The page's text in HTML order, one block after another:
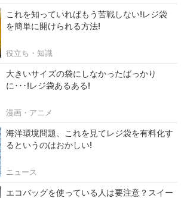
これを知っていればもう苦戦しない!レジ袋
を簡単に開けられる方法!
役立ち・知識
大きいサイズの袋にしなかったばっかり
に･･･!レジ袋あるある!
漫画・アニメ
海洋環境問題、これを見てレジ袋を有料化す
るというのはおかしい!
ニュース
エコバッグを使っている人は要注意？スイー